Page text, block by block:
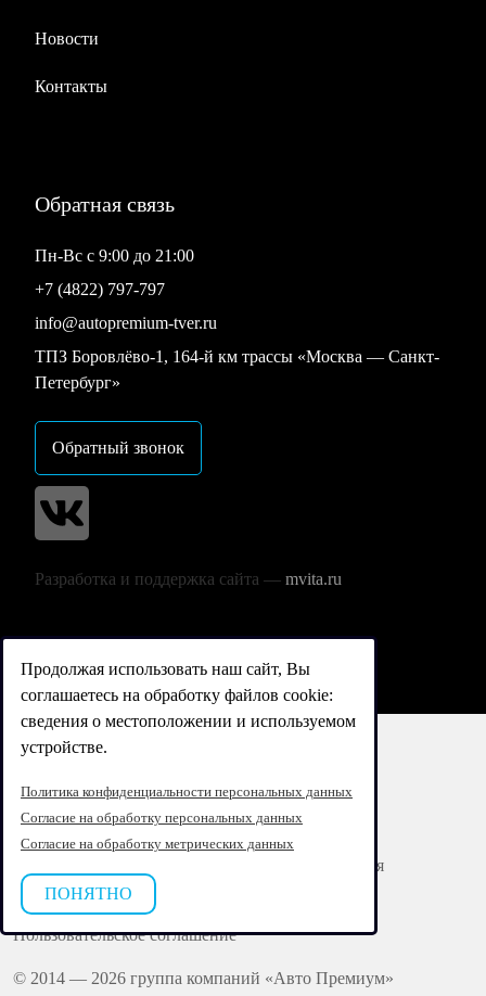
Новости
Контакты
Обратная связь
Пн-Вс с 9:00 до 21:00
+7 (4822) 797-797
info@autopremium-tver.ru
ТПЗ Боровлёво-1, 164-й км трассы «Москва — Санкт-
Петербург»
Обратный звонок
Разработка и поддержка сайта — mvita.ru
Согласие на обработку персональных данных
Согласие на обработку персональных данных для
маркетингового взаимодействия
Пользовательское соглашение
© 2014 — 2026 группа компаний «Авто Премиум»
Продолжая использовать наш сайт, Вы
соглашаетесь на обработку файлов cookie:
сведения о местоположении и используемом
устройстве.
Политика конфиденциальности персональных данных
Согласие на обработку персональных данных
Согласие на обработку метрических данных
ПОНЯТНО